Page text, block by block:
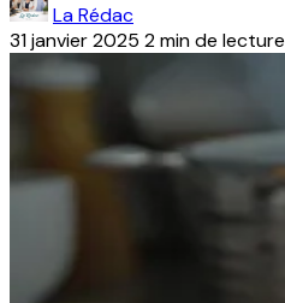
La Rédac
31 janvier 2025 2 min de lecture